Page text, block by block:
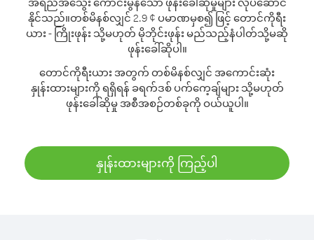
နိုင်သည်။တစ်မိနစ်လျှင် 2.9 ¢ ပမာဏမှစ၍ ဖြင့် တောင်ကိုရီး
ယား - ကြိုးဖုန်း သို့မဟုတ် မိုဘိုင်းဖုန်း မည်သည့်နံပါတ်သို့မဆို
ဖုန်းခေါ်ဆိုပါ။
တောင်ကိုရီးယား အတွက် တစ်မိနစ်လျှင် အကောင်းဆုံး
နှုန်းထားများကို ရရှိရန် ခရက်ဒစ် ပက်ကေ့ချ်များ သို့မဟုတ်
ဖုန်းခေါ်ဆိုမှု အစီအစဉ်တစ်ခုကို ဝယ်ယူပါ။
နှုန်းထားများကို ကြည့်ပါ